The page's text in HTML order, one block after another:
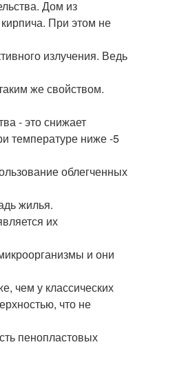
Дом из
При этом не
излучения. Ведь
же свойством.
- это снижает
температуре ниже -5
облегченных
жилья.
их
и они
чем у классических
что не
пенопластовых